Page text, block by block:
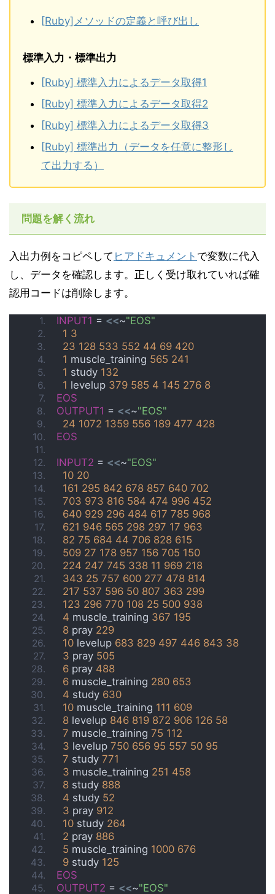
[Ruby]メソッドの定義と呼び出し
標準入力・標準出力
[Ruby] 標準入力によるデータ取得1
[Ruby] 標準入力によるデータ取得2
[Ruby] 標準入力によるデータ取得3
[Ruby] 標準出力（データを任意に整形し
て出力する）
問題を解く流れ
入出力例をコピペして ヒアドキュメント で変数に代入
し、データを確認します。正しく受け取れていれば確
認用コードは削除します。
INPUT1 = <<~"EOS"
1 3
23 128 533 552 44 69 420
1 muscle_training 565 241
1 study 132
1 levelup 379 585 4 145 276 8
EOS
OUTPUT1 = <<~"EOS"
24 1072 1359 556 189 477 428
EOS
INPUT2 = <<~"EOS"
10 20
161 295 842 678 857 640 702
703 973 816 584 474 996 452
640 929 296 484 617 785 968
621 946 565 298 297 17 963
82 75 684 44 706 828 615
509 27 178 957 156 705 150
224 247 745 338 11 969 218
343 25 757 600 277 478 814
217 537 596 50 807 363 299
123 296 770 108 25 500 938
4 muscle_training 367 195
8 pray 229
10 levelup 683 829 497 446 843 38
3 pray 505
6 pray 488
6 muscle_training 280 653
4 study 630
10 muscle_training 111 609
8 levelup 846 819 872 906 126 58
7 muscle_training 75 112
3 levelup 750 656 95 557 50 95
7 study 771
3 muscle_training 251 458
8 study 888
4 study 52
3 pray 912
10 study 264
2 pray 886
5 muscle_training 1000 676
9 study 125
EOS
OUTPUT2 = <<~"EOS"